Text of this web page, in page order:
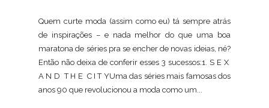
Quem curte moda (assim como eu) tá sempre atrás
de inspirações – e nada melhor do que uma boa
maratona de séries pra se encher de novas ideias, né?
Então não deixa de conferir esses 3 sucessos:1. S E X
A N D T H E C I T YUma das séries mais famosas dos
anos 90 que revolucionou a moda como um...